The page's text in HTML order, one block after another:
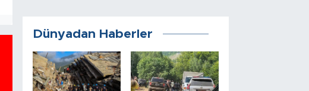
Dünyadan Haberler